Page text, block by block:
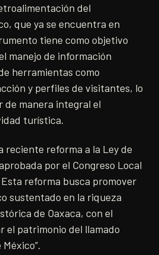
del
que ya se encuentra en
tiene como objetivo
manejo de información
herramientas como
y perfiles de visitantes, lo
manera integral el
turística.
reciente reforma a la Ley de
por el Congreso Local
reforma busca promover
sustentado en la riqueza
de Oaxaca, con el
el patrimonio del llamado